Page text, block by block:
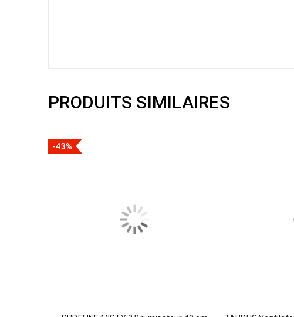
PRODUITS SIMILAIRES
-43%